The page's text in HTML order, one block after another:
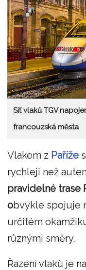
Síť vlaků TGV
francouzská města
Vlakem z Paříže
rychleji než
pravidelné trase
obvykle spojuje
určitém
různými směry.
Řazení vlaků je